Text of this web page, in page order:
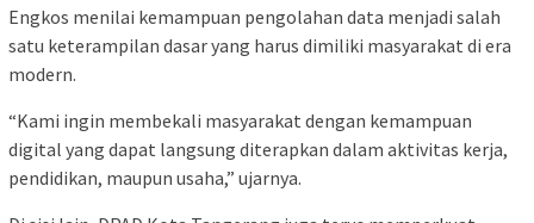
Engkos menilai kemampuan pengolahan data menjadi salah
satu keterampilan dasar yang harus dimiliki masyarakat di era
modern.
“Kami ingin membekali masyarakat dengan kemampuan
digital yang dapat langsung diterapkan dalam aktivitas kerja,
pendidikan, maupun usaha,” ujarnya.